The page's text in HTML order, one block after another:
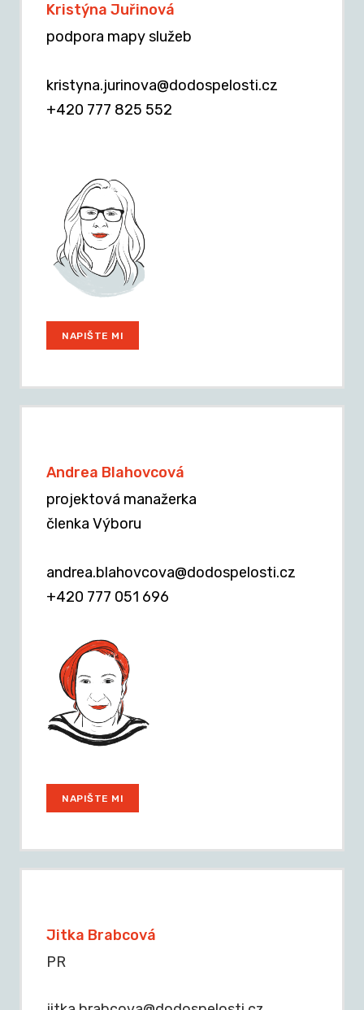
Kristýna Juřinová
podpora mapy služeb
kristyna.jurinova@dodospelosti.cz
+420 777 825 552
NAPIŠTE MI
Andrea Blahovcová
projektová manažerka
členka Výboru
andrea.blahovcova@dodospelosti.cz
+420 777 051 696
NAPIŠTE MI
Jitka Brabcová
PR